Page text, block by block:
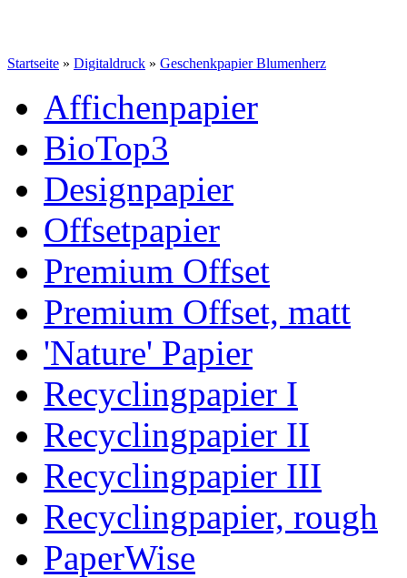
Startseite » Digitaldruck » Geschenkpapier Blumenherz
Affichenpapier
BioTop3
Designpapier
Offsetpapier
Premium Offset
Premium Offset, matt
'Nature' Papier
Recyclingpapier I
Recyclingpapier II
Recyclingpapier III
Recyclingpapier, rough
PaperWise